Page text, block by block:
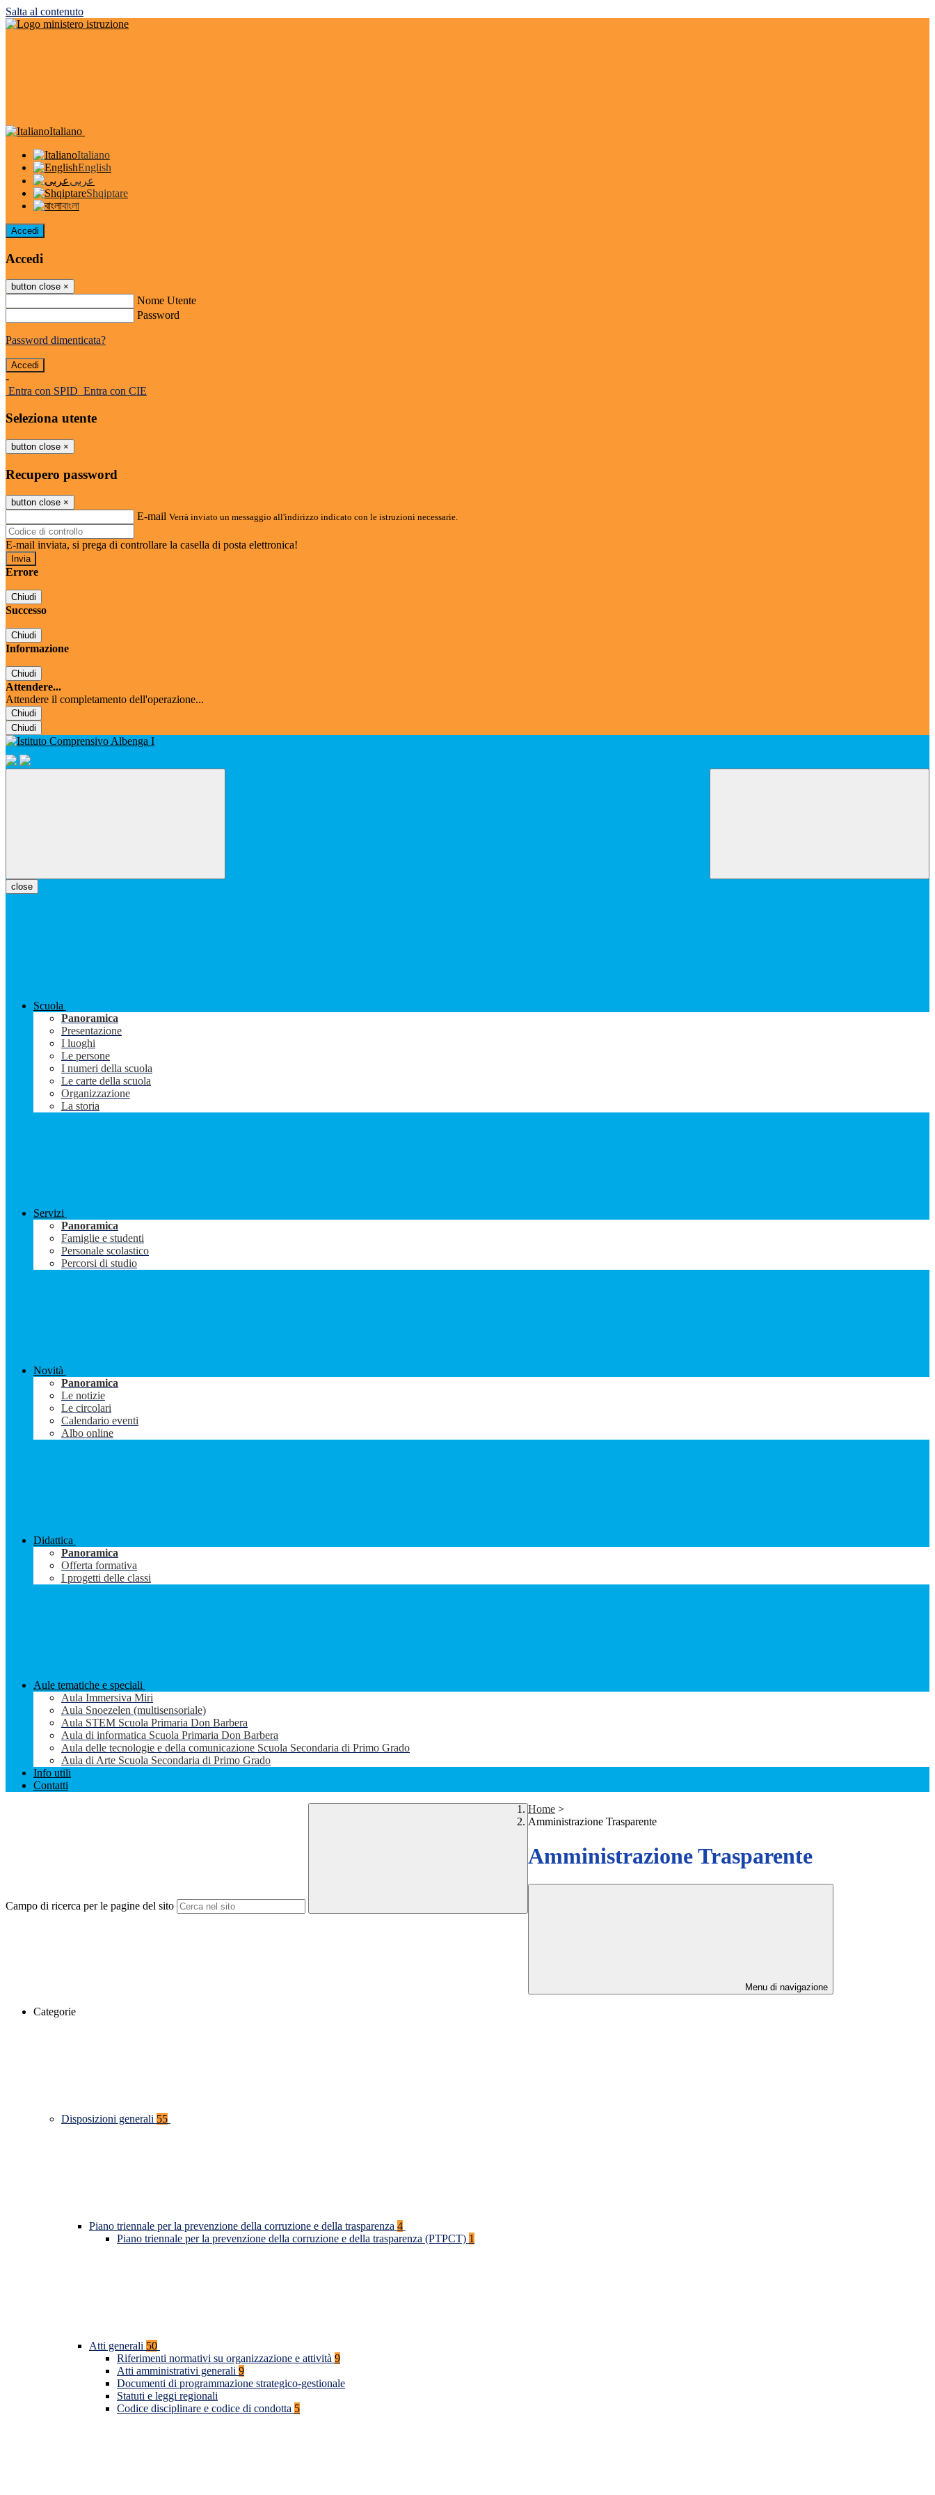
Salta al contenuto
Italiano
Italiano
English
عربى
Shqiptare
বাংলা
Accedi
Accedi
button close ×
Nome Utente
Password
Password dimenticata?
-
Entra con SPID Entra con CIE
Seleziona utente
button close ×
Recupero password
button close ×
E-mail Verrà inviato un messaggio all'indirizzo indicato con le istruzioni necessarie.
E-mail inviata, si prega di controllare la casella di posta elettronica!
Errore
Chiudi
Successo
Chiudi
Informazione
Chiudi
Attendere...
Attendere il completamento dell'operazione...
Chiudi
Chiudi
close
Scuola
Panoramica
Presentazione
I luoghi
Le persone
I numeri della scuola
Le carte della scuola
Organizzazione
La storia
Servizi
Panoramica
Famiglie e studenti
Personale scolastico
Percorsi di studio
Novità
Panoramica
Le notizie
Le circolari
Calendario eventi
Albo online
Didattica
Panoramica
Offerta formativa
I progetti delle classi
Aule tematiche e speciali
Aula Immersiva Miri
Aula Snoezelen (multisensoriale)
Aula STEM Scuola Primaria Don Barbera
Aula di informatica Scuola Primaria Don Barbera
Aula delle tecnologie e della comunicazione Scuola Secondaria di Primo Grado
Aula di Arte Scuola Secondaria di Primo Grado
Info utili
Contatti
Campo di ricerca per le pagine del sito
Home >
Amministrazione Trasparente
Amministrazione Trasparente
Menu di navigazione
Categorie
Disposizioni generali 55
Piano triennale per la prevenzione della corruzione e della trasparenza 4
Piano triennale per la prevenzione della corruzione e della trasparenza (PTPCT) 1
Atti generali 50
Riferimenti normativi su organizzazione e attività 9
Atti amministrativi generali 9
Documenti di programmazione strategico-gestionale
Statuti e leggi regionali
Codice disciplinare e codice di condotta 5